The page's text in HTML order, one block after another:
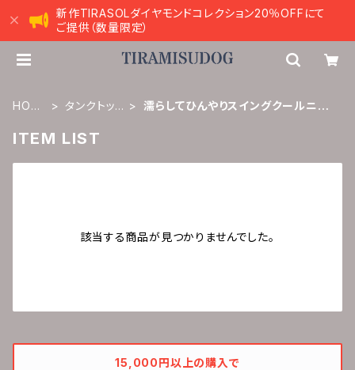
新作TIRASOLダイヤモンドコレクション20％OFFにて
ご提供（数量限定）
HOM
タンクトッ
濡らしてひんやりスイングクールニッ
ITEM LIST
該当する商品が見つかりませんでした。
15,000円以上の購入で